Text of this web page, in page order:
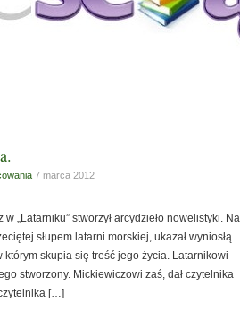
7 marca 2012
„Latarniku” stworzył arcydzieło nowelistyki. Na
słupem latarni morskiej, ukazał wyniosłą
skupia się treść jego życia. Latarnikowi
stworzony. Mickiewiczowi zaś, dał czytelnika
[…]